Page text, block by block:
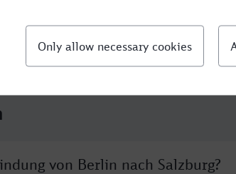
von Berlin nach Salzburg?